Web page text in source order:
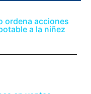
ordena acciones
a la niñez